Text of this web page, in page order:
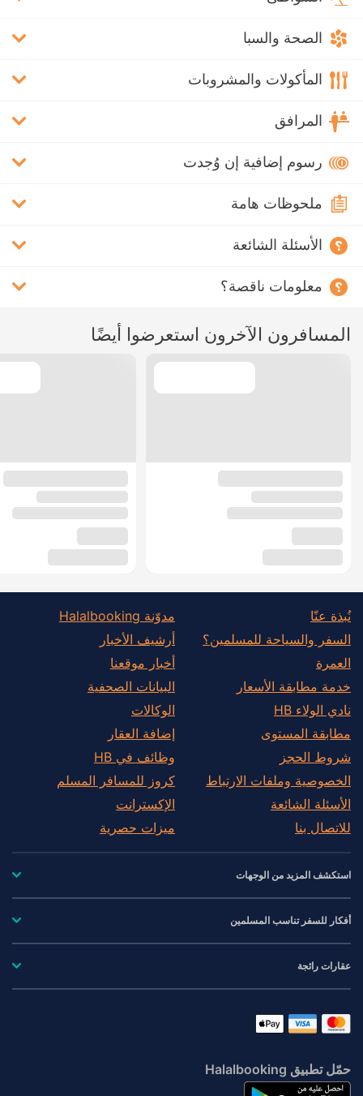
الصحة والسبا
المأكولات والمشروبات
المرافق
رسوم إضافية إن وُجدت
ملحوظات هامة
الأسئلة الشائعة
معلومات ناقصة؟
المسافرون الآخرون استعرضوا أيضًا
نُبذة عنّا
السفر والسياحة للمسلمين؟
العمرة
خدمة مطابقة الأسعار
نادي الولاء HB
مطابقة المستوى
شروط الحجز
الخصوصية وملفات الارتباط
الأسئلة الشائعة
للاتصال بنا
مدوّنة Halalbooking
أرشيف الأخبار
أخبار موقعنا
البيانات الصحفية
الوكالات
إضافة العقار
وظائف في HB
كروز للمسافر المسلم
الإكسترانت
ميزات حصرية
استكشف المزيد من الوجهات
أفكار للسفر تناسب المسلمين
عقارات رائجة
حمّل تطبيق Halalbooking